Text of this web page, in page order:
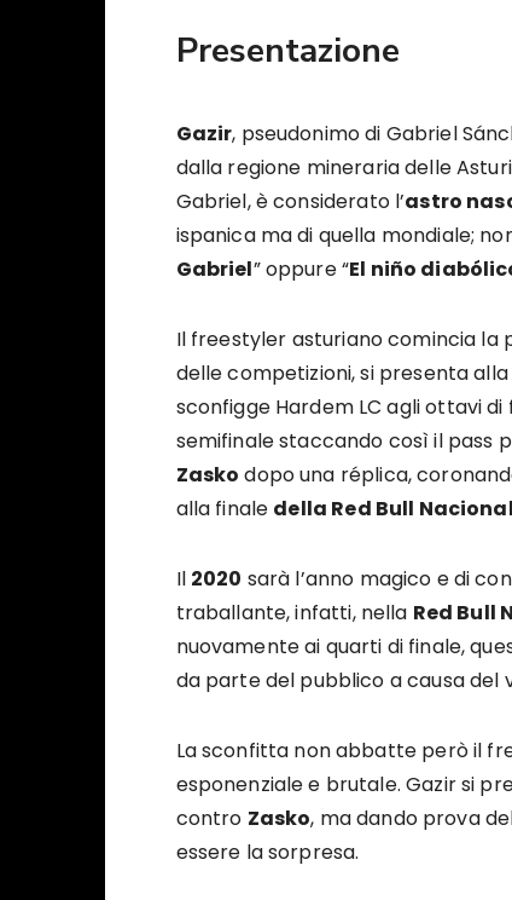
Presentazione
Gazir, pseudonimo di Gabriel
dalla regione mineraria delle
Gabriel, è considerato l’astro
ispanica ma di quella mondiale;
Gabriel” oppure “El niño
Il freestyler asturiano comincia
delle competizioni, si presenta alla
sconfigge Hardem LC agli ottavi
semifinale staccando così il pass
Zasko dopo una réplica,
alla finale della Red Bull Nacional
Il 2020 sarà l’anno magico e di
traballante, infatti, nella Red Bull
nuovamente ai quarti di finale,
da parte del pubblico a causa del
La sconfitta non abbatte però il
esponenziale e brutale. Gazir si
contro Zasko, ma dando prova
essere la sorpresa.